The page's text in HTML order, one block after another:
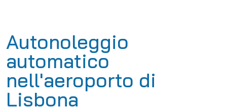
Autonoleggio
automatico
nell'aeroporto di
Lisbona